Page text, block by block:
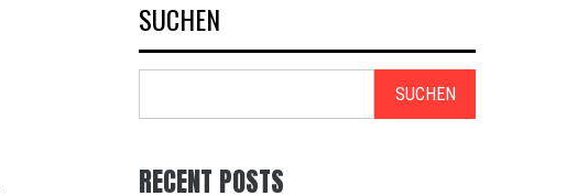
SUCHEN
SUCHEN
RECENT POSTS